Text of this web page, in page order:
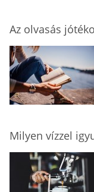
Az olvasás
Milyen vízzel